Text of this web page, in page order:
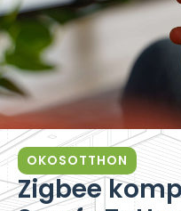
OKOSOTTHON
Zigbee